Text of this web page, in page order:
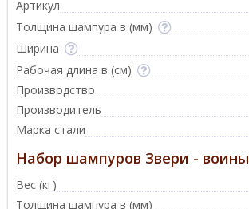
Артикул
Толщина шампура в (мм)
Ширина
Рабочая длина в (см)
Производство
Производитель
Марка стали
Набор шампуров Звери - воины
Вес (кг)
Толщина шампура в (мм)